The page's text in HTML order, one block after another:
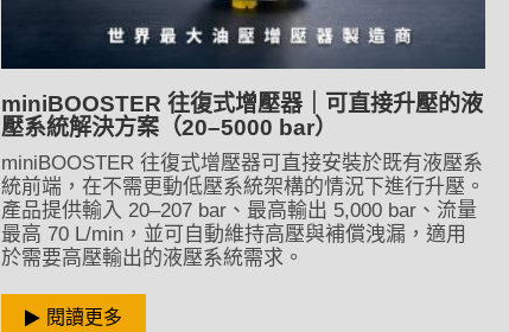
miniBOOSTER 往復式增壓器｜可直接升壓的液
壓系統解決方案（20–5000 bar）
miniBOOSTER 往復式增壓器可直接安裝於既有液壓系
統前端，在不需更動低壓系統架構的情況下進行升壓。
產品提供輸入 20–207 bar、最高輸出 5,000 bar、流量
最高 70 L/min，並可自動維持高壓與補償洩漏，適用
於需要高壓輸出的液壓系統需求。
閱讀更多